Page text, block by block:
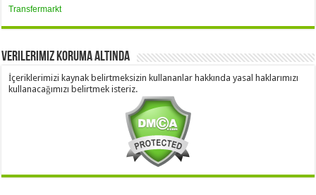
Transfermarkt
Verilerimiz Koruma Altında
İçeriklerimizi kaynak belirtmeksizin kullananlar hakkında yasal haklarımızı
kullanacağımızı belirtmek isteriz.